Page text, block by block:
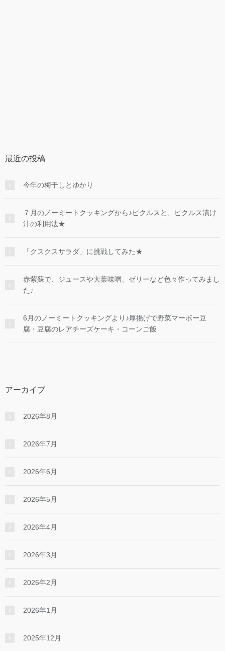
最近の投稿
今年の梅干しとゆかり
７月のノーミートクッキングから♪ピクルスと、ピクルス漬け
汁の利用法★
「クスクスサラダ」に挑戦してみた★
赤紫蘇で、ジュースや大葉味噌、ゼリーなど色々作ってみまし
た♪
6月のノーミートクッキングより♪厚揚げで野菜マーボー豆
腐・豆腐のレアチーズケーキ・コーンご飯
アーカイブ
2026年8月
2026年7月
2026年6月
2026年5月
2026年4月
2026年3月
2026年2月
2026年1月
2025年12月